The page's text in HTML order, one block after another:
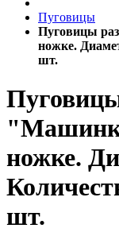
Пуговицы
Пуговицы
ножке.
шт.
ножке.
шт.